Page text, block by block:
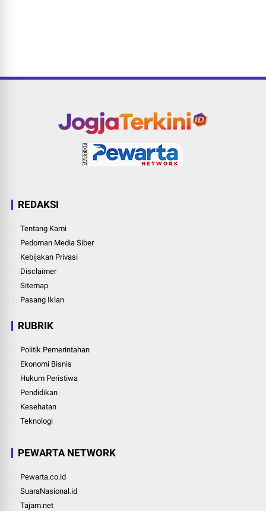
REDAKSI
Tentang Kami
Pedoman Media Siber
Kebijakan Privasi
Disclaimer
Sitemap
Pasang Iklan
RUBRIK
Politik Pemerintahan
Ekonomi Bisnis
Hukum Peristiwa
Pendidikan
Kesehatan
Teknologi
PEWARTA NETWORK
Pewarta.co.id
SuaraNasional.id
Tajam.net